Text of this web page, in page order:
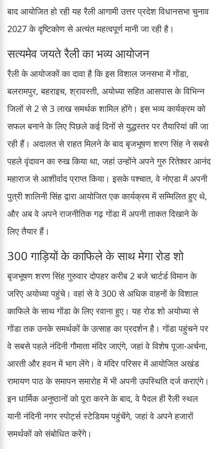
बाद आयोजित हो रही यह रैली आगामी उत्तर प्रदेश विधानसभा चुनाव
2027 के दृष्टिकोण से अत्यंत महत्वपूर्ण मानी जा रही है।
सत्यमेव जयते रैली का भव्य आयोजन
रैली के आयोजकों का दावा है कि इस विशाल जनसभा में गोंडा,
बलरामपुर, बहराइच, श्रावस्ती, अयोध्या सहित आसपास के विभिन्न
जिलों से 2 से 3 लाख समर्थक शामिल होंगे। इस भव्य कार्यक्रम को
सफल बनाने के लिए पिछले कई दिनों से युद्धस्तर पर तैयारियां की जा
रही हैं। अदालत से राहत मिलने के बाद बृजभूषण शरण सिंह ने सबसे
पहले वृंदावन का रुख किया था, जहां उन्होंने अपने गुरु रितेश्वर आनंद
महाराज से आशीर्वाद प्राप्त किया। इसके पश्चात, वे नोएडा में अपनी
पुत्री शालिनी सिंह द्वारा आयोजित एक कार्यक्रम में सम्मिलित हुए थे,
और अब वे अपने राजनीतिक गढ़ गोंडा में अपनी ताकत दिखाने के
लिए तैयार हैं।
300 गाड़ियों के काफिले के साथ मेगा रोड शो
बृजभूषण शरण सिंह गुरुवार दोपहर करीब 2 बजे चार्टर्ड विमान के
जरिए अयोध्या पहुंचे। वहां से वे 300 से अधिक वाहनों के विशाल
काफिले के साथ गोंडा के लिए रवाना हुए। यह रोड शो अयोध्या से
गोंडा तक उनके समर्थकों के उत्साह का प्रदर्शन है। गोंडा पहुंचने पर
वे सबसे पहले नंदिनी गौमाता मंदिर जाएंगे, जहां वे विशेष पूजा-अर्चना,
आरती और हवन में भाग लेंगे। वे मंदिर परिसर में आयोजित अखंड
रामायण पाठ के समापन समारोह में भी अपनी उपस्थिति दर्ज कराएंगे।
इन धार्मिक अनुष्ठानों को पूरा करने के बाद, वे पैदल ही रैली स्थल
यानी नंदिनी नगर स्पोर्ट्स स्टेडियम पहुंचेंगे, जहां वे अपने हजारों
समर्थकों को संबोधित करेंगे।